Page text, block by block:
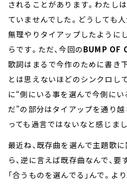
されることがあります。わたし
ていませんでした。どうしても
無理やりタイアップしたように
らです。ただ、今回のBUMP OF
歌詞はまるで今作のために書き
とは思えないほどのシンクロし
に“側にいる事を選んで今側に
だ”の部分はタイアップを通り
っても過言ではないなと感じまし
最近ね、既存曲を選んで主題歌
ら、逆に言えば既存曲なんで、要
「合うものを選んでる」んで。よ